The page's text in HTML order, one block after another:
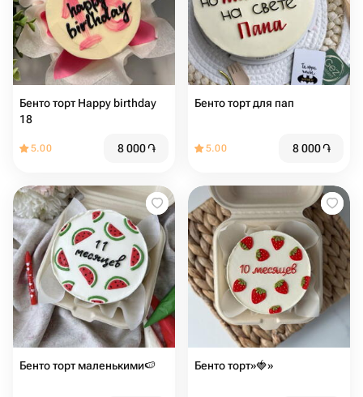
Бенто торт Happy birthday
18
5.00 8 000֏
Бенто торт для пап
5.00 8 000֏
Бенто торт маленькими🍉 Бенто торт»🍓»